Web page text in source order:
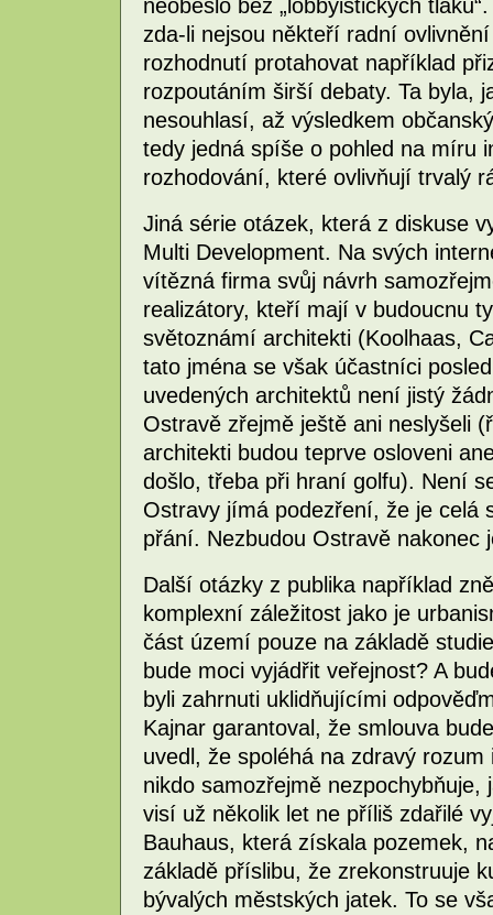
neobešlo bez „lobbyistických
zda-li nejsou někteří radní
rozhodnutí protahovat například
rozpoutáním širší debaty. Ta byla,
nesouhlasí, až výsledkem
tedy jedná spíše o pohled na míru
rozhodování, které ovlivňují trvalý
Jiná série otázek, která z diskuse
Multi Development. Na svých
vítězná firma svůj návrh
realizátory, kteří mají v budoucnu
světoznámí architekti (Koolhaas,
tato jména se však účastníci
uvedených architektů není jistý
Ostravě zřejmě ještě ani neslyšeli
architekti budou teprve osloveni
došlo, třeba při hraní golfu). Není
Ostravy jímá podezření, že je celá
přání. Nezbudou Ostravě nakonec
Další otázky z publika například
komplexní záležitost jako je
část území pouze na základě
bude moci vyjádřit veřejnost? A
byli zahrnuti uklidňujícími
Kajnar garantoval, že smlouva
uvedl, že spoléhá na zdravý
nikdo samozřejmě
visí už několik let ne příliš zdařilé
Bauhaus, která získala pozemek,
základě příslibu, že zrekonstruuje
bývalých městských jatek. To se